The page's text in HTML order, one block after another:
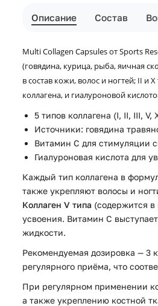
Описание Состав
Multi Collagen Capsules от Sports
(говядина, курица, рыба, яичная
в состав кожи, волос и ногтей; II и
коллагена, и гиалуроновой
5 типов коллагена (I, II, III,
Источники: говядина
Витамин C для стимуляции
Гиалуроновая кислота для
Каждый тип коллагена в
также укрепляют волосы и
Коллаген V типа (содержится в
усвоения. Витамин C
жидкости.
Рекомендуемая дозировка — 3
регулярного приёма, что
При регулярном применении
а также укреплению костной